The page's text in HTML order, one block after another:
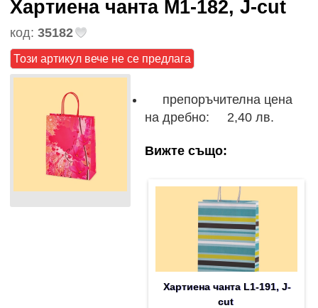
Хартиена чанта М1-182, J-cut
код: 35182
Този артикул вече не се предлага
препоръчителна цена
на дребно: 2,40 лв.
Вижте също:
Хартиена чанта L1-191, J-
cut